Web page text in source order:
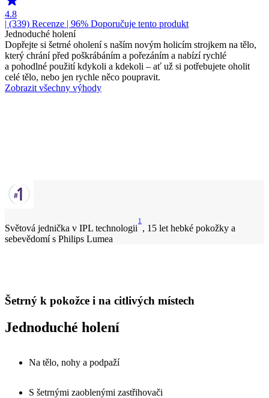
4.8
| (339) Recenze | 96% Doporučuje tento produkt
Jednoduché holení
Dopřejte si šetrné oholení s naším novým holicím strojkem na tělo,
který chrání před poškrábáním a pořezáním a nabízí rychlé
a pohodlné použití kdykoli a kdekoli – ať už si potřebujete oholit
celé tělo, nebo jen rychle něco poupravit.
Zobrazit všechny výhody
Světová jednička v IPL technologii
1
, 15 let hebké pokožky a
sebevědomí s Philips Lumea
Šetrný k pokožce i na citlivých místech
Jednoduché holení
Na tělo, nohy a podpaží
S šetrnými zaoblenými zastřihovači